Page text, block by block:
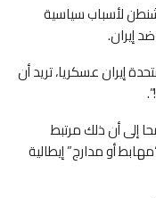
لأسباب سياسية
إيران.
إيران عسكريا، تريد أن
إلى أن ذلك مرتبط
أو مدارج” إيطالية